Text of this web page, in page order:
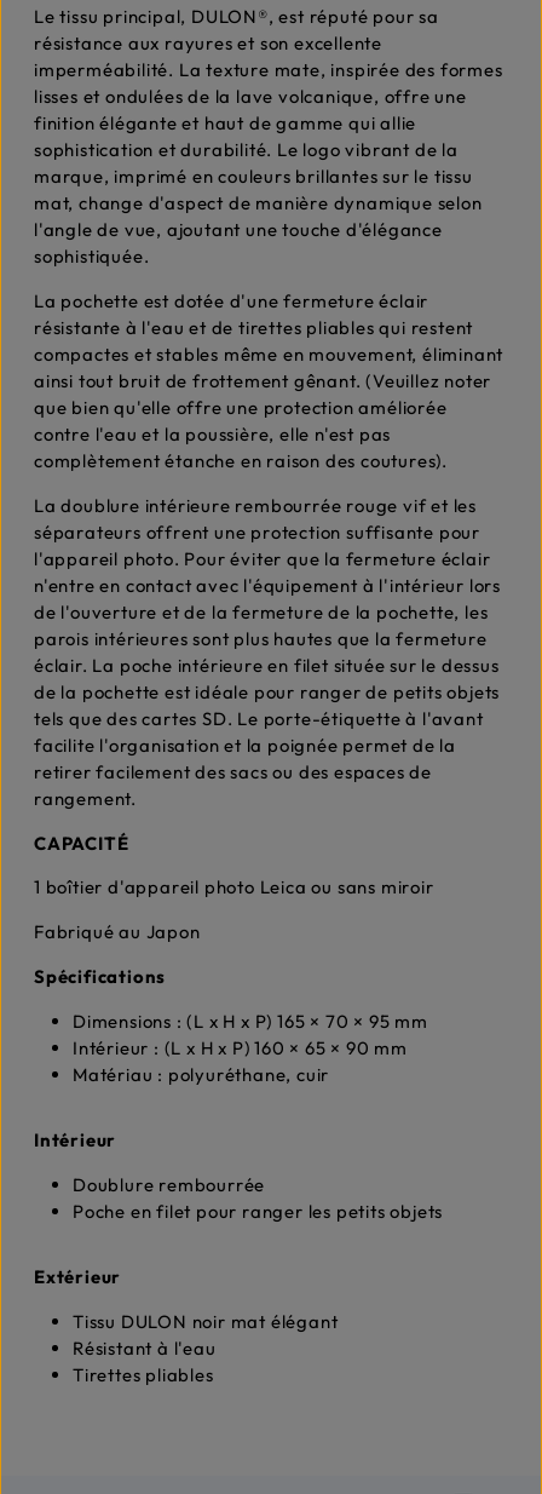
Le tissu principal, DULON®, est réputé pour sa
résistance aux rayures et son excellente
imperméabilité. La texture mate, inspirée des formes
lisses et ondulées de la lave volcanique, offre une
finition élégante et haut de gamme qui allie
sophistication et durabilité. Le logo vibrant de la
marque, imprimé en couleurs brillantes sur le tissu
mat, change d'aspect de manière dynamique selon
l'angle de vue, ajoutant une touche d'élégance
sophistiquée.
La pochette est dotée d'une fermeture éclair
résistante à l'eau et de tirettes pliables qui restent
compactes et stables même en mouvement, éliminant
ainsi tout bruit de frottement gênant. (Veuillez noter
que bien qu'elle offre une protection améliorée
contre l'eau et la poussière, elle n'est pas
complètement étanche en raison des coutures).
La doublure intérieure rembourrée rouge vif et les
séparateurs offrent une protection suffisante pour
l'appareil photo. Pour éviter que la fermeture éclair
n'entre en contact avec l'équipement à l'intérieur lors
de l'ouverture et de la fermeture de la pochette, les
parois intérieures sont plus hautes que la fermeture
éclair. La poche intérieure en filet située sur le dessus
de la pochette est idéale pour ranger de petits objets
tels que des cartes SD. Le porte-étiquette à l'avant
facilite l'organisation et la poignée permet de la
retirer facilement des sacs ou des espaces de
rangement.
CAPACITÉ
1 boîtier d'appareil photo Leica ou sans miroir
Fabriqué au Japon
Spécifications
Dimensions : (L x H x P) 165 × 70 × 95 mm
Intérieur : (L x H x P) 160 × 65 × 90 mm
Matériau : polyuréthane, cuir
Intérieur
Doublure rembourrée
Poche en filet pour ranger les petits objets
Extérieur
Tissu DULON noir mat élégant
Résistant à l'eau
Tirettes pliables